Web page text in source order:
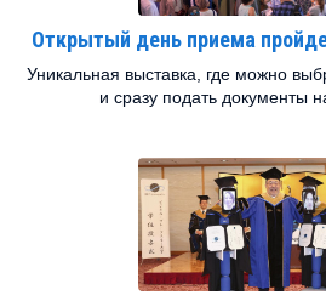
Открытый день приема
Уникальная выставка, где можно
и сразу подать документы